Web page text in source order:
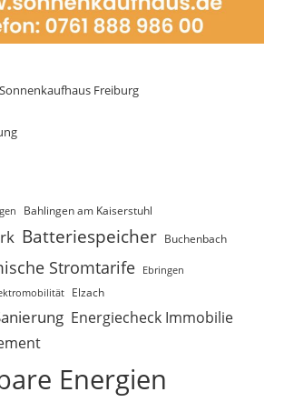
Freiburg
Bahlingen am Kaiserstuhl
Batteriespeicher Buchenbach
Stromtarife Ebringen
Elzach
Energiecheck Immobilie
Energien